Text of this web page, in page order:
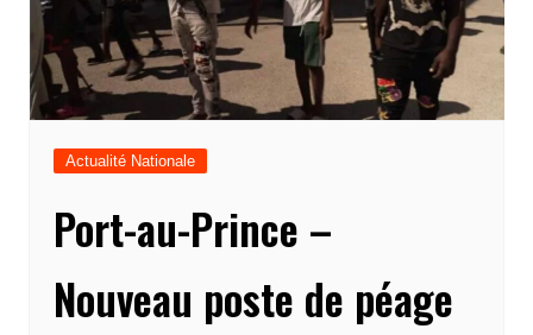
Actualité Nationale
Port-au-Prince –
Nouveau poste de péage